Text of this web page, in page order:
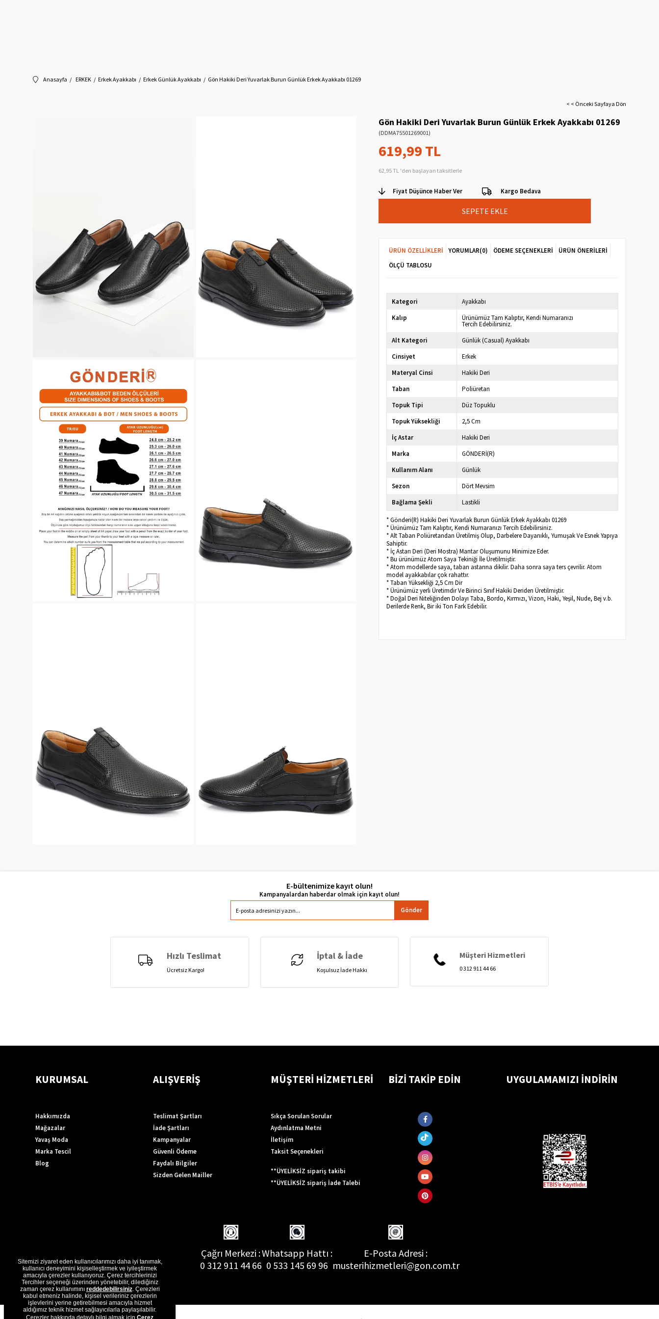
Anasayfa ERKEK Erkek Ayakkabı Erkek Günlük Ayakkabı Gön Hakiki Deri Yuvarlak Burun Günlük Erkek Ayakkabı 01269
< < Önceki Sayfaya Dön
Gön Hakiki Deri Yuvarlak Burun Günlük Erkek Ayakkabı 01269
(DDMA75501269001)
619,99 TL
62,95 TL 'den başlayan taksitlerle
Fiyat Düşünce Haber Ver Kargo Bedava
ÜRÜN ÖZELLIKLERI YORUMLAR(0) ÖDEME SEÇENEKLERI
ÜRÜN ÖNERILERI
ÖLÇÜ TABLOSU
Kategori
Ayakkabı
Kalıp
Ürünümüz Tam Kalıptır, Kendi Numaranızı
Tercih Edebilirsiniz.
Alt Kategori
Günlük (Casual) Ayakkabı
Cinsiyet
Erkek
Materyal Cinsi
Hakiki Deri
Taban
Poliüretan
Topuk Tipi
Düz Topuklu
Topuk Yüksekliği
2,5 Cm
İç Astar
Hakiki Deri
Marka
GÖNDERİ(R)
Kullanım Alanı
Günlük
Sezon
Dört Mevsim
Bağlama Şekli
Lastikli
* Gönderi(R) Hakiki Deri Yuvarlak Burun Günlük Erkek Ayakkabı 01269
* Ürünümüz Tam Kalıptır, Kendi Numaranızı Tercih Edebilirsiniz.
* Alt Taban Poliüretandan Üretilmiş Olup, Darbelere Dayanıklı, Yumuşak Ve Esnek Yapıya
Sahiptir.
* İç Astarı Deri (Deri Mostra) Mantar Oluşumunu Minimize Eder.
* Bu ürünümüz Atom Saya Tekiniği İle Üretilmiştir.
* Atom modellerde saya, taban astarına dikilir. Daha sonra saya ters çevrilir. Atom
model ayakkabılar çok rahattır.
* Taban Yüksekliği 2,5 Cm Dir
* Ürünümüz yerli Üretimdir Ve Birinci Sınıf Hakiki Deriden Üretilmiştir.
* Doğal Deri Niteliğinden Dolayı Taba, Bordo, Kırmızı, Vizon, Haki, Yeşil, Nude, Bej v.b.
Derilerde Renk, Bir iki Ton Fark Edebilir.
E-bültenimize kayıt olun!
Gönder
Hızlı Teslimat
Ücretsiz Kargo!
İptal & İade
Koşulsuz İade Hakkı
Müşteri Hizmetleri
0 312 911 44 66
KURUMSAL
Hakkımızda
Mağazalar
Yavaş Moda
Marka Tescil
Blog
ALIŞVERİŞ
Teslimat Şartları
İade Şartları
Kampanyalar
Güvenli Ödeme
Faydalı Bilgiler
Sizden Gelen Mailler
MÜŞTERİ HİZMETLERİ
Sıkça Sorulan Sorular
Aydınlatma Metni
İletişim
Taksit Seçenekleri
**ÜYELİKSİZ sipariş takibi
**ÜYELİKSİZ sipariş İade Talebi
BİZİ TAKİP EDİN UYGULAMAMIZI İNDİRİN
Çağrı Merkezi :
0 312 911 44 66
Whatsapp Hattı :
0 533 145 69 96
E-Posta Adresi :
musterihizmetleri@gon.com.tr
Sitemizi ziyaret eden kullanıcılarımızı daha iyi tanımak,
kullanıcı deneyimini kişiselleştirmek ve iyileştirmek
amacıyla çerezler kullanıyoruz. Çerez tercihlerinizi
Tercihler seçeneği üzerinden yönetebilir, dilediğiniz
zaman çerez kullanımını reddedebilirsiniz. Çerezleri
kabul etmeniz halinde, kişisel verileriniz çerezlerin
işlevlerini yerine getirebilmesi amacıyla hizmet
aldığımız teknik hizmet sağlayıcılarla paylaşılabilir.
Çerezler hakkında detaylı bilgi almak için Çerez